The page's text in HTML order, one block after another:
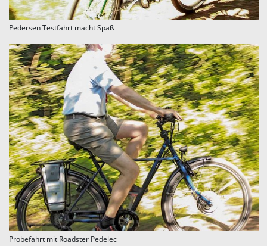
Pedersen Testfahrt macht Spaß
Probefahrt mit Roadster Pedelec